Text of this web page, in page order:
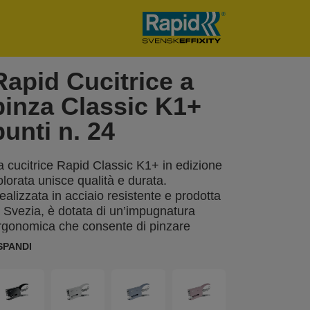
Cucitrice a
Classic K1+
n. 24
cucitrice Rapid Classic K1+ in edizione
unisce qualità e durata.
in acciaio resistente e prodotta
Svezia, è dotata di un’impugnatura
che consente di pinzare
con una sola mano fino a
e spillatura, mentre l’ampia
di inserimento la rende ideale